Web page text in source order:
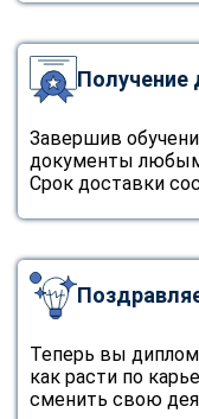
Получение
Завершив
документы
Срок доставки
Теперь вы
как расти по
сменить свою